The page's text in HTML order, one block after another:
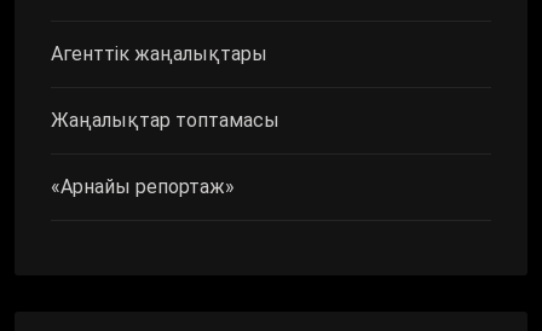
Агенттік жаңалықтары
Жаңалықтар топтамасы
«Арнайы репортаж»